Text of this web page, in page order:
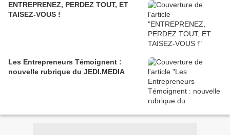
ENTREPRENEZ, PERDEZ TOUT, ET
TAISEZ-VOUS !
Les Entrepreneurs Témoignent :
nouvelle rubrique du JEDI.MEDIA